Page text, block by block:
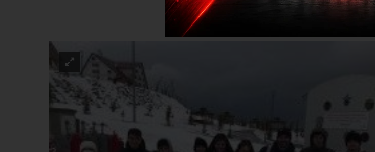
17.03.2021 - 15:58, Güncelleme: